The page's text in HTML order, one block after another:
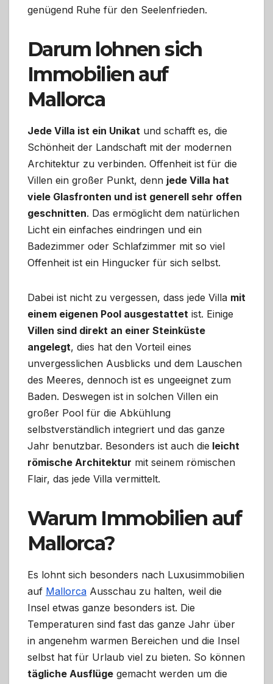
genügend Ruhe für den Seelenfrieden.
Darum lohnen sich
Immobilien auf
Mallorca
Jede Villa ist ein Unikat und schafft es, die
Schönheit der Landschaft mit der modernen
Architektur zu verbinden. Offenheit ist für die
Villen ein großer Punkt, denn jede Villa hat
viele Glasfronten und ist generell sehr offen
geschnitten. Das ermöglicht dem natürlichen
Licht ein einfaches eindringen und ein
Badezimmer oder Schlafzimmer mit so viel
Offenheit ist ein Hingucker für sich selbst.
Dabei ist nicht zu vergessen, dass jede Villa mit
einem eigenen Pool ausgestattet ist. Einige
Villen sind direkt an einer Steinküste
angelegt, dies hat den Vorteil eines
unvergesslichen Ausblicks und dem Lauschen
des Meeres, dennoch ist es ungeeignet zum
Baden. Deswegen ist in solchen Villen ein
großer Pool für die Abkühlung
selbstverständlich integriert und das ganze
Jahr benutzbar. Besonders ist auch die leicht
römische Architektur mit seinem römischen
Flair, das jede Villa vermittelt.
Warum Immobilien auf
Mallorca?
Es lohnt sich besonders nach Luxusimmobilien
auf Mallorca Ausschau zu halten, weil die
Insel etwas ganze besonders ist. Die
Temperaturen sind fast das ganze Jahr über
in angenehm warmen Bereichen und die Insel
selbst hat für Urlaub viel zu bieten. So können
tägliche Ausflüge gemacht werden um die